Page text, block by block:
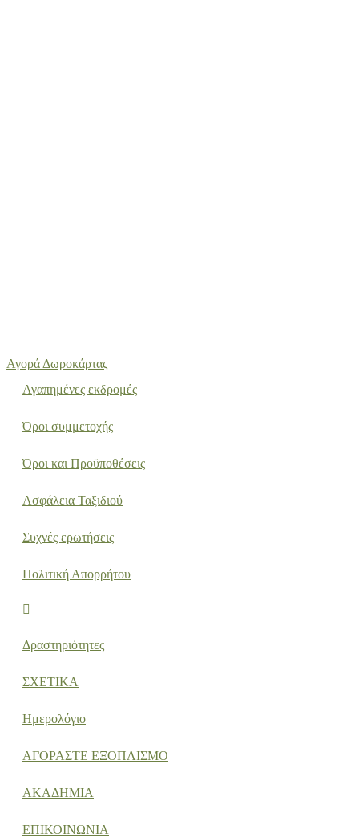
Αγορά Δωροκάρτας
Αγαπημένες εκδρομές
Όροι συμμετοχής
Όροι και Προϋποθέσεις
Ασφάλεια Ταξιδιού
Συχνές ερωτήσεις
Πολιτική Απορρήτου
Δραστηριότητες
ΣΧΕΤΙΚΑ
Ημερολόγιο
ΑΓΟΡΑΣΤΕ ΕΞΟΠΛΙΣΜΟ
ΑΚΑΔΗΜΙΑ
ΕΠΙΚΟΙΝΩΝΙΑ